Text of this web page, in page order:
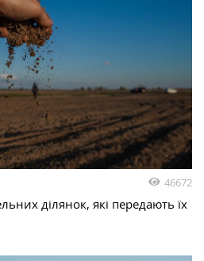
46672
ділянок, які передають їх